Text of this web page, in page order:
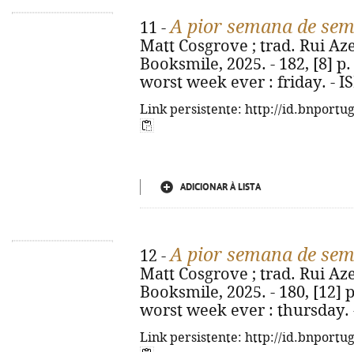
11 -A pior semana de
Matt Cosgrove ; trad. Rui
Booksmile, 2025. - 182, [8]
worst week ever : friday. -
Link persistente: http://
ADICIONAR À LISTA
12 -A pior semana de
Matt Cosgrove ; trad. Rui
Booksmile, 2025. - 180, [12]
worst week ever : thursday.
Link persistente: http://